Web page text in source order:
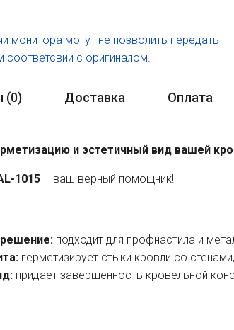
монитора могут не позволить передать
соответсвии с оригиналом.
(0) Доставка Оплата
и эстетичный вид вашей
1015– ваш верный помощник!
подходит для профнастила и
герметизирует стыки кровли со
придает завершенность кровельной